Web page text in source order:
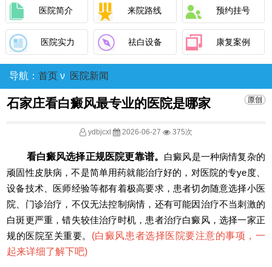
医院简介 来院路线 预约挂号
医院实力 祛白设备 康复案例
导航： 首页 ν 医院新闻
石家庄看白癜风最专业的医院是哪家
ydbjcxl 2026-06-27 375次
看白癜风选择正规医院更靠谱。 白癜风是一种病情复杂的
顽固性皮肤病，不是简单用药就能治疗好的，对医院的专ye度、
设备技术、医师经验等都有着极高要求，患者切勿随意选择小医
院、门诊治疗，不仅无法控制病情，还有可能因治疗不当刺激的
白斑更严重，错失较佳治疗时机，患者治疗白癜风，选择一家正
规的医院至关重要。 (白癜风患者选择医院要注意的事项，一
起来详细了解下吧)